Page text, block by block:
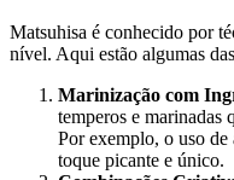
Matsuhisa é conhecido por
nível. Aqui estão algumas
Marinização com
temperos e marinadas
Por exemplo, o uso
toque picante e único.